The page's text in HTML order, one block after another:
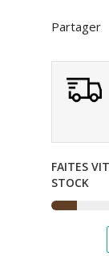
Partager
FAITES
STOCK